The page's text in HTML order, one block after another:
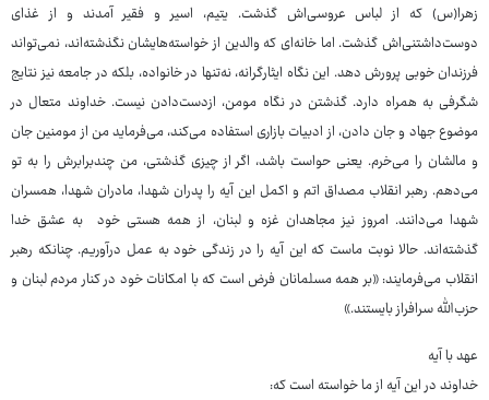
زهرا(س) که از لباس عروسی‌اش گذشت. یتیم، اسیر و فقیر آمدند و از غذای
دوست‌داشتنی‌اش گذشت. اما خانه‌ای که والدین از خواسته‌هایشان نگذشته‌اند، نمی‌تواند
فرزندان خوبی پرورش دهد. این نگاه ایثارگرانه، نه‌تنها در خانواده، بلکه در جامعه نیز نتایج
شگرفی به همراه دارد. گذشتن در نگاه مومن، ازدست‌دادن نیست. خداوند متعال در
موضوع جهاد و جان دادن، از ادبیات بازاری استفاده می‌کند، می‌فرماید من از مومنین جان
و مالشان را می‌خرم. یعنی حواست باشد، اگر از چیزی گذشتی، من چندبرابرش را به تو
می‌دهم. رهبر انقلاب مصداق اتم و اکمل این آیه را پدران شهدا، مادران شهدا، همسران
شهدا می‌دانند. امروز نیز مجاهدان غزه و لبنان، از همه هستی خود به عشق خدا
گذشته‌اند. حالا نوبت ماست که این آیه را در زندگی خود به عمل درآوریم. چنانکه رهبر
انقلاب می‌فرمایند: «بر همه مسلمانان فرض است که با امکانات خود در کنار مردم لبنان و
حزب‌الله سرافراز بایستند.»
عهد با آیه
خداوند در این آیه از ما خواسته است که: